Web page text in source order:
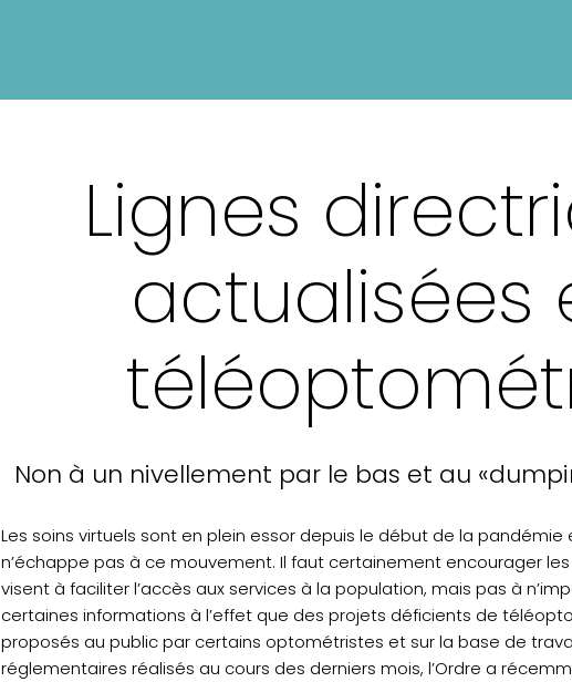
Lignes
actualisées
Non à un nivellement par le bas et au
Les soins virtuels sont en plein essor depuis le début de la pandémie
n’échappe pas à ce mouvement. Il faut certainement encourager
visent à faciliter l’accès aux services à la population, mais pas à
certaines informations à l’effet que des projets déficients de
proposés au public par certains optométristes et sur la base de
réglementaires réalisés au cours des derniers mois, l’Ordre a